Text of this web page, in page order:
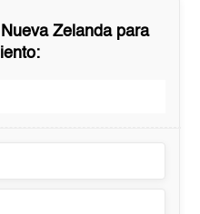
Nueva Zelandapara